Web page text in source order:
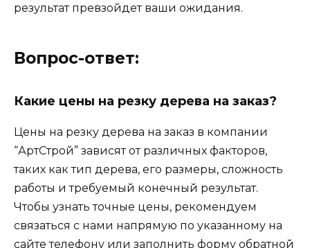
результат превзойдет ваши ожидания.
Вопрос-ответ:
Какие цены на резку дерева на заказ?
Цены на резку дерева на заказ в компании
“АртСтрой” зависят от различных факторов,
таких как тип дерева, его размеры, сложность
работы и требуемый конечный результат.
Чтобы узнать точные цены, рекомендуем
связаться с нами напрямую по указанному на
сайте телефону или заполнить форму обратной